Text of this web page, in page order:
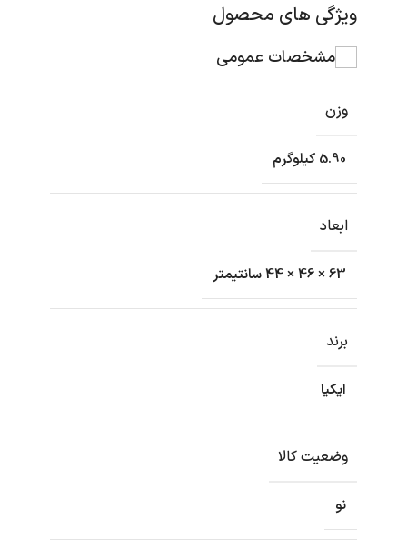
ویژگی های محصول
مشخصات عمومی
وزن
5.90 کیلوگرم
ابعاد
63 × 46 × 44 سانتیمتر
برند
ایکیا
وضعیت کالا
نو